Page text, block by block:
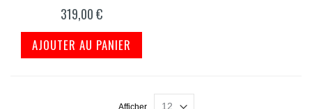
319,00 €
AJOUTER AU PANIER
Afficher